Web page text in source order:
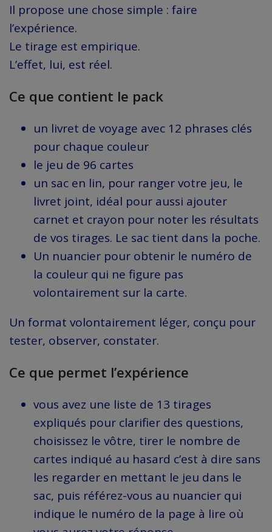
Il propose une chose simple : faire
l’expérience.
Le tirage est empirique.
L’effet, lui, est réel.
Ce que contient le pack
un livret de voyage avec 12 phrases clés
pour chaque couleur
le jeu de 96 cartes
un sac en lin, pour ranger votre jeu, le
livret joint, idéal pour aussi ajouter
carnet et crayon pour noter les résultats
de vos tirages. Le sac tient dans la poche.
Un nuancier pour obtenir le numéro de
la couleur qui ne figure pas
volontairement sur la carte.
Un format volontairement léger, conçu pour
tester, observer, constater.
Ce que permet l’expérience
vous avez une liste de 13 tirages
expliqués pour clarifier des questions,
choisissez le vôtre, tirer le nombre de
cartes indiqué au hasard c’est à dire sans
les regarder en mettant le jeu dans le
sac, puis référez-vous au nuancier qui
indique le numéro de la page à lire où